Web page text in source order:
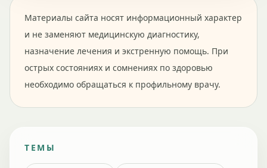
Материалы сайта носят информационный характер
и не заменяют медицинскую диагностику,
назначение лечения и экстренную помощь. При
острых состояниях и сомнениях по здоровью
необходимо обращаться к профильному врачу.
ТЕМЫ